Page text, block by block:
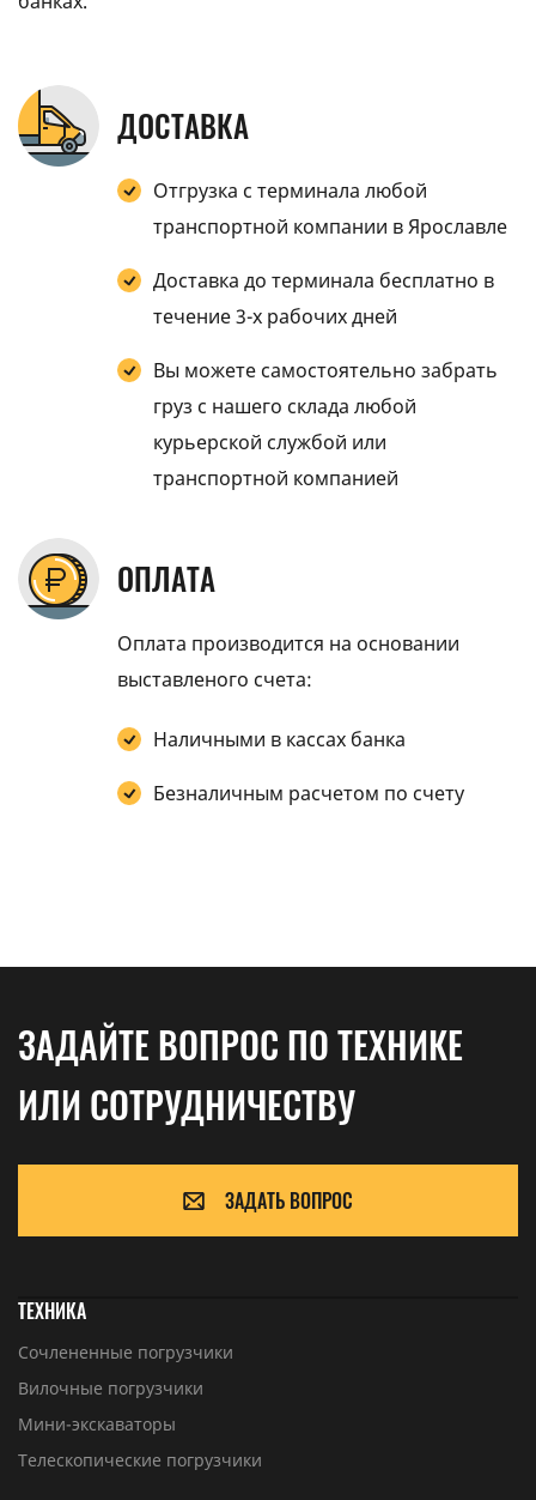
ДОСТАВКА
Отгрузка с терминала любой
транспортной компании в Ярославле
Доставка до терминала бесплатно в
течение 3-х рабочих дней
Вы можете самостоятельно забрать
груз с нашего склада любой
курьерской службой или
транспортной компанией
ОПЛАТА
Оплата производится на основании
выставленого счета:
Наличными в кассах банка
Безналичным расчетом по счету
ЗАДАЙТЕ ВОПРОС ПО ТЕХНИКЕ
ИЛИ СОТРУДНИЧЕСТВУ
ЗАДАТЬ ВОПРОС
ТЕХНИКА
Сочлененные погрузчики
Вилочные погрузчики
Мини-экскаваторы
Телескопические погрузчики